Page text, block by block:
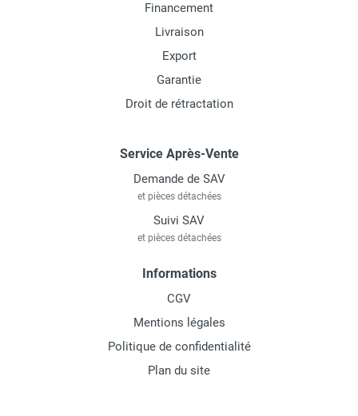
Financement
Livraison
Export
Garantie
Droit de rétractation
Service Après-Vente
Demande de SAV
et pièces détachées
Suivi SAV
et pièces détachées
Informations
CGV
Mentions légales
Politique de confidentialité
Plan du site